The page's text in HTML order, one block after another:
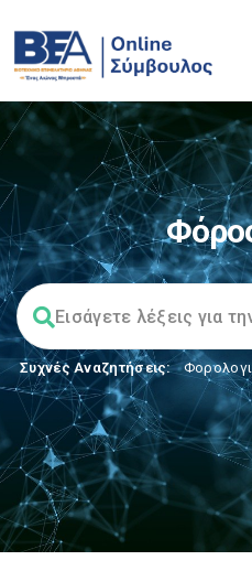
Συχνές Αναζητήσεις: